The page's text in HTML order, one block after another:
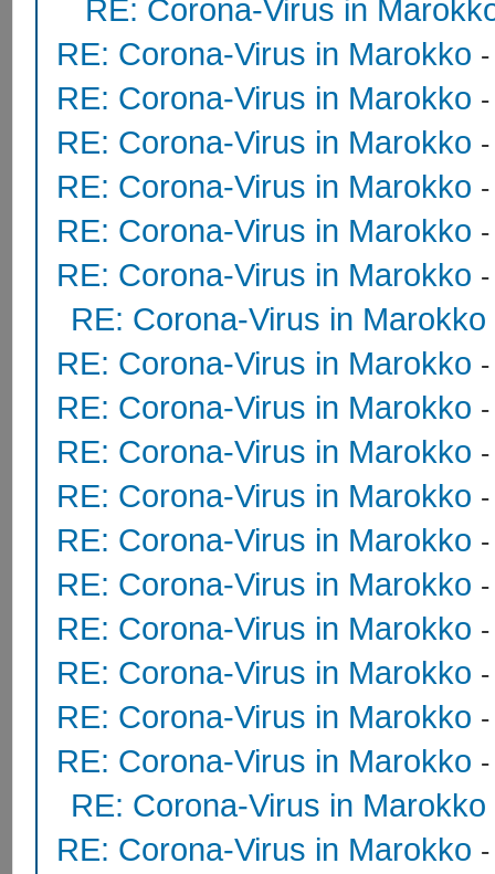
RE: Corona-Virus in
RE: Corona-Virus in Marokko
RE: Corona-Virus in Marokko
RE: Corona-Virus in Marokko
RE: Corona-Virus in Marokko
RE: Corona-Virus in Marokko
RE: Corona-Virus in Marokko
RE: Corona-Virus in Marokko
RE: Corona-Virus in Marokko
RE: Corona-Virus in Marokko
RE: Corona-Virus in Marokko
RE: Corona-Virus in Marokko
RE: Corona-Virus in Marokko
RE: Corona-Virus in Marokko
RE: Corona-Virus in Marokko
RE: Corona-Virus in Marokko
RE: Corona-Virus in Marokko
RE: Corona-Virus in Marokko
RE: Corona-Virus in Marokko
RE: Corona-Virus in Marokko